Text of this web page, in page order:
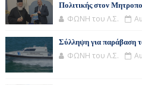
Πολιτικής στον
ΦΩΝΗ του Λ.Σ.
Σύλληψη για παράβαση
ΦΩΝΗ του Λ.Σ.